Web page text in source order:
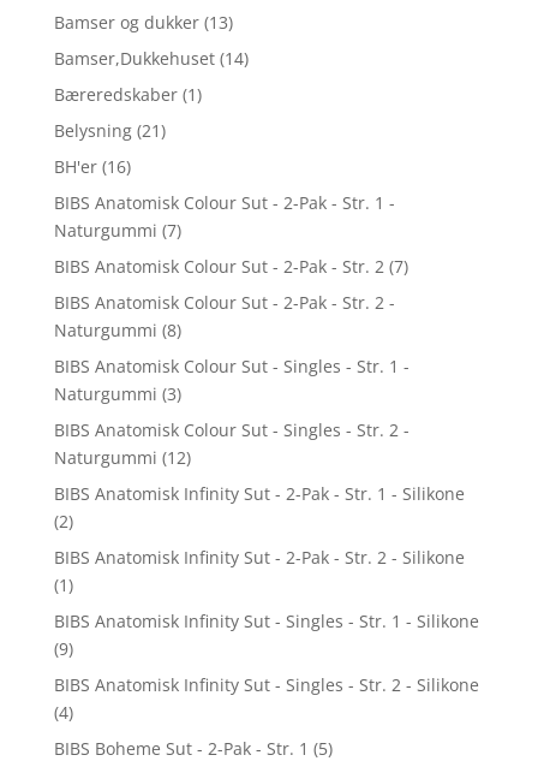
Bamser og dukker (13)
Bamser,Dukkehuset (14)
Bæreredskaber (1)
Belysning (21)
BH'er (16)
BIBS Anatomisk Colour Sut - 2-Pak - Str. 1 -
Naturgummi (7)
BIBS Anatomisk Colour Sut - 2-Pak - Str. 2 (7)
BIBS Anatomisk Colour Sut - 2-Pak - Str. 2 -
Naturgummi (8)
BIBS Anatomisk Colour Sut - Singles - Str. 1 -
Naturgummi (3)
BIBS Anatomisk Colour Sut - Singles - Str. 2 -
Naturgummi (12)
BIBS Anatomisk Infinity Sut - 2-Pak - Str. 1 - Silikone
(2)
BIBS Anatomisk Infinity Sut - 2-Pak - Str. 2 - Silikone
(1)
BIBS Anatomisk Infinity Sut - Singles - Str. 1 - Silikone
(9)
BIBS Anatomisk Infinity Sut - Singles - Str. 2 - Silikone
(4)
BIBS Boheme Sut - 2-Pak - Str. 1 (5)